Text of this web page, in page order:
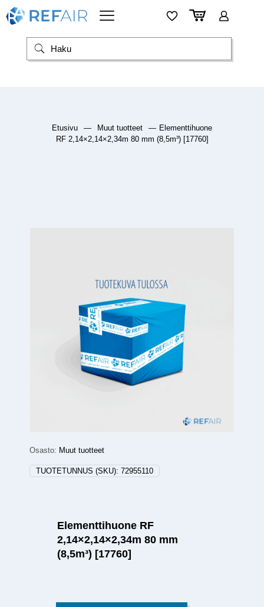
Etusivu — Muut tuotteet — Elementtihuone
RF 2,14×2,14×2,34m 80 mm (8,5m³) [17760]
Osasto: Muut tuotteet
TUOTETUNNUS (SKU): 72955110
Elementtihuone RF
2,14×2,14×2,34m 80 mm
(8,5m³) [17760]